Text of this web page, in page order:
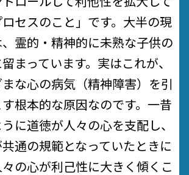
ロセスのこと」です。大半の現
霊的・精神的に未熟な子供の
まっています。実はこれが、
な心の病気（精神障害）を引
す根本的な原因なのです。一昔
に道徳が人々の心を支配し、
通の規範となっていたときに
の心が利己性に大きく傾くこ